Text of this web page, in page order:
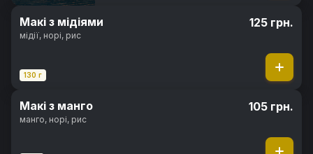
Макі з мідіями
мідії, норі, рис
130 г
125 грн.
Макі з манго
манго, норі, рис
105 грн.